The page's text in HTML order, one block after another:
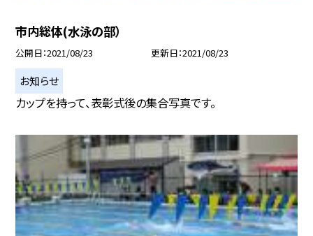
市内総体(水泳の部）
公開日 2021/08/23 更新日 2021/08/23
お知らせ
カップを持って、表彰式後の集合写真です。